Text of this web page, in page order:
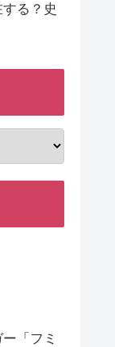
る？史
「フミ